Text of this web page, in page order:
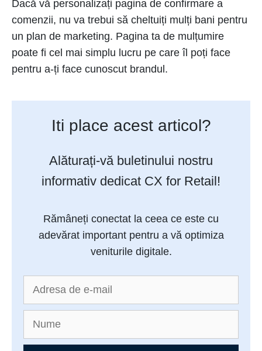
Dacă vă personalizați pagina de confirmare a
comenzii, nu va trebui să cheltuiți mulți bani pentru
un plan de marketing. Pagina ta de mulțumire
poate fi cel mai simplu lucru pe care îl poți face
pentru a-ți face cunoscut brandul.
Iti place acest articol?
Alăturați-vă buletinului nostru
informativ dedicat CX for Retail!
Rămâneți conectat la ceea ce este cu
adevărat important pentru a vă optimiza
veniturile digitale.